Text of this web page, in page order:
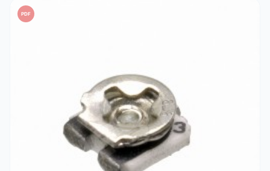
PDF